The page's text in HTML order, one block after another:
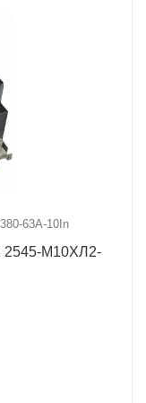
63А-10In
2545-М10ХЛ2-